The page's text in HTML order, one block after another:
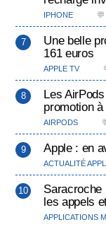
IPHONE
Une belle
161 euros
APPLE TV
Les
promotion à
AIRPODS
Apple : en
ACTUALITÉ
Saracroche
les appels
APPLICATIONS